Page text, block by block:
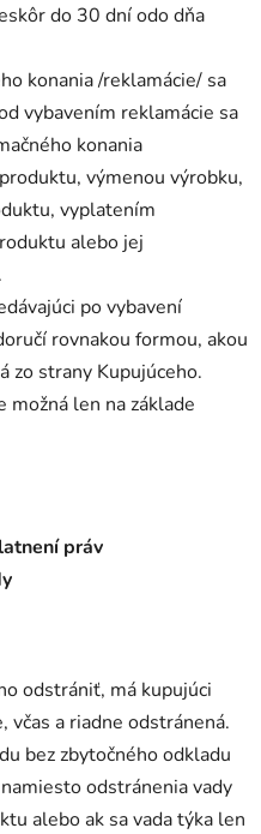
do 30 dní odo dňa
konania /reklamácie/ sa
vybavením reklamácie sa
konania
výmenou výrobku,
vyplatením
alebo jej
po vybavení
rovnakou formou, akou
zo strany Kupujúceho.
možná len na základe
práv
odstrániť, má kupujúci
včas a riadne odstránená.
bez zbytočného odkladu
odstránenia vady
alebo ak sa vada týka len